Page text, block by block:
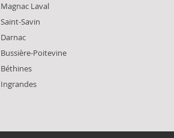
Magnac Laval
Saint-Savin
Darnac
Bussière-Poitevine
Béthines
Ingrandes